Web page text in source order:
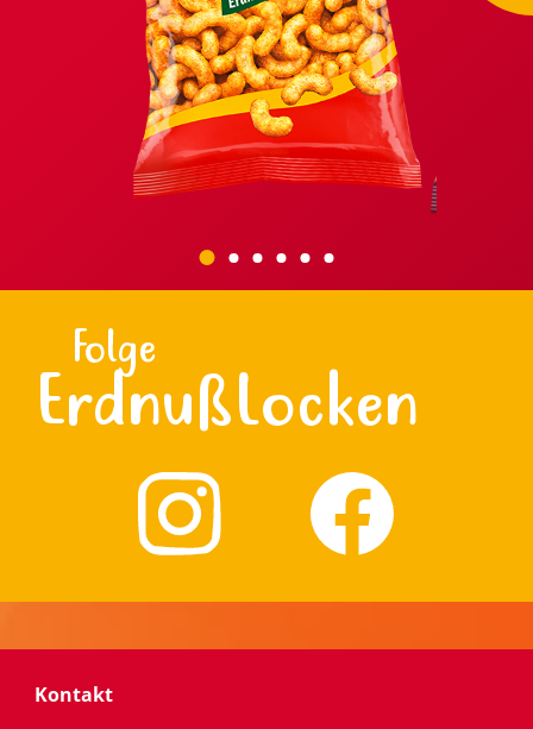
Folge
ErdnußLocken
Footer
Kontakt